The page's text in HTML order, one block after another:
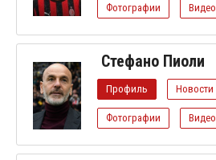
Фотографии Видео
Стефано Пиоли
Профиль Новости
Фотографии Видео